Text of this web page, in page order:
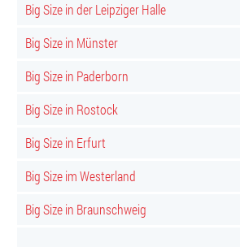
Big Size in der Leipziger Halle
Big Size in Münster
Big Size in Paderborn
Big Size in Rostock
Big Size in Erfurt
Big Size im Westerland
Big Size in Braunschweig